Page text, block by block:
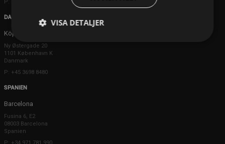
P: +44 203 608 8181
DANMARK
Köpenhamn
Ny Østergade 20
1101 København K
Danmark
P: +45 3698 8480
SPANIEN
Barcelona
Fusina 6, E2
08003 Barcelona
Spanien
VISA DETALJER